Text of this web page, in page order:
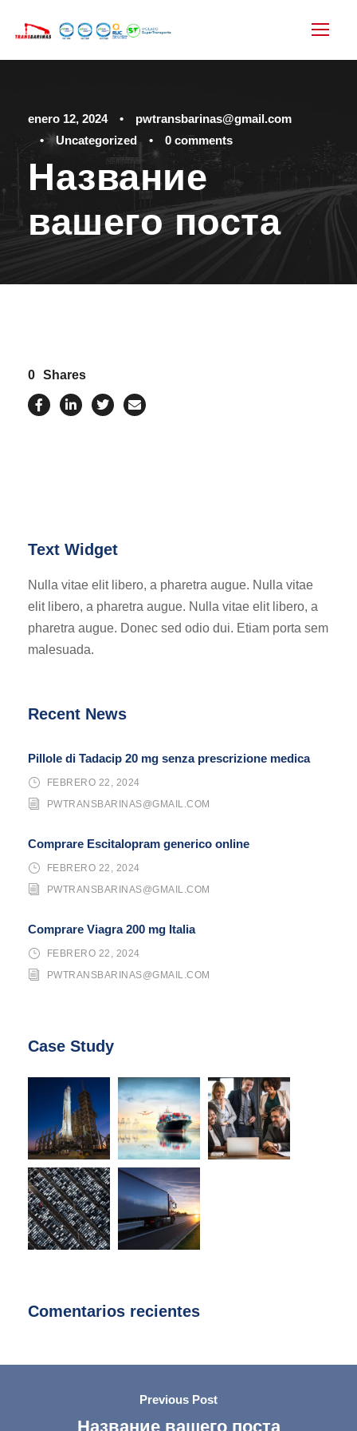
enero 12, 2024 •
pwtransbarinas@gmail.com
•
Uncategorized • 0 comments
Название
вашего поста
0 Shares
Text Widget
Nulla vitae elit libero, a pharetra augue. Nulla vitae
elit libero, a pharetra augue. Nulla vitae elit libero, a
pharetra augue. Donec sed odio dui. Etiam porta sem
malesuada.
Recent News
Pillole di Tadacip 20 mg senza prescrizione medica
FEBRERO 22, 2024
PWTRANSBARINAS@GMAIL.COM
Comprare Escitalopram generico online
FEBRERO 22, 2024
PWTRANSBARINAS@GMAIL.COM
Comprare Viagra 200 mg Italia
FEBRERO 22, 2024
PWTRANSBARINAS@GMAIL.COM
Case Study
Comentarios recientes
Previous Post
Название вашего поста